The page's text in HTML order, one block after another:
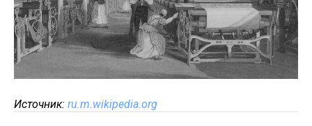
Источник: ru.m.wikipedia.org